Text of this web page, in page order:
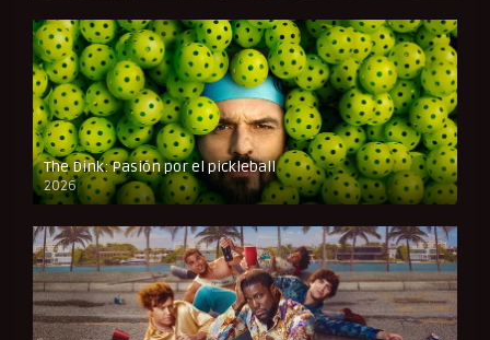
The Dink: Pasión por el pickleball
2026
FULL HD